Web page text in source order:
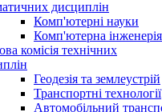
дисциплін
Комп'ютерні науки
Комп'ютерна інженерія
комісія технічних
Геодезія та землеустрій
Транспортні технології
Автомобільний